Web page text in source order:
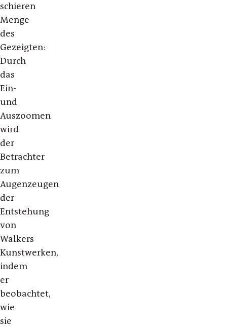
schieren
Menge
des
Gezeigten:
Durch
das
Ein-
und
Auszoomen
wird
der
Betrachter
zum
Augenzeugen
der
Entstehung
von
Walkers
Kunstwerken,
indem
er
beobachtet,
wie
sie